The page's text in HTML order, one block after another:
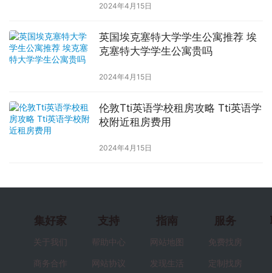
2024年4月15日
英国埃克塞特大学学生公寓推荐 埃
克塞特大学学生公寓贵吗
2024年4月15日
伦敦Tti英语学校租房攻略 Tti英语学
校附近租房费用
2024年4月15日
集好家
关于我们
商务合作
支持
帮助中心
网站协议
指南
网站地图
发现生活
服务
免费找房
定制找房